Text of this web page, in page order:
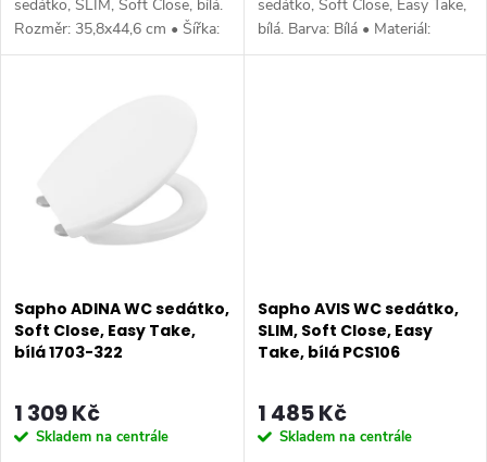
t
ů
t
sedátko, SLIM, Soft Close, bílá.
Rozměr: 35,8x44,6 cm • Šířka:
358 mm • Hloubka: 446 mm •
sedátko, Soft Close, Easy Take,
bílá. Barva: Bílá • Materiál:
Duroplast • Tvar: Pro konkrétní
Sapho ADINA WC sedátko,
Soft Close, Easy Take,
bílá 1703-322
1 309 Kč
Skladem na centrále
Sapho AVIS WC sedátko,
SLIM, Soft Close, Easy
Take, bílá PCS106
1 485 Kč
Skladem na centrále